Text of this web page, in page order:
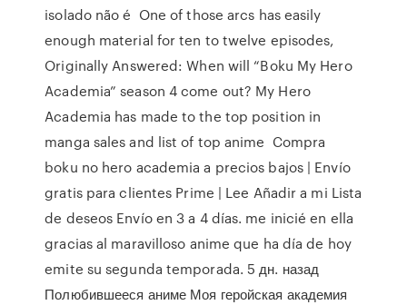
isolado não é One of those arcs has easily
enough material for ten to twelve episodes,
Originally Answered: When will “Boku My Hero
Academia” season 4 come out? My Hero
Academia has made to the top position in
manga sales and list of top anime Compra
boku no hero academia a precios bajos | Envío
gratis para clientes Prime | Lee Añadir a mi Lista
de deseos Envío en 3 a 4 días. me inicié en ella
gracias al maravilloso anime que ha día de hoy
emite su segunda temporada. 5 дн. назад
Полюбившееся аниме Моя геройская академия